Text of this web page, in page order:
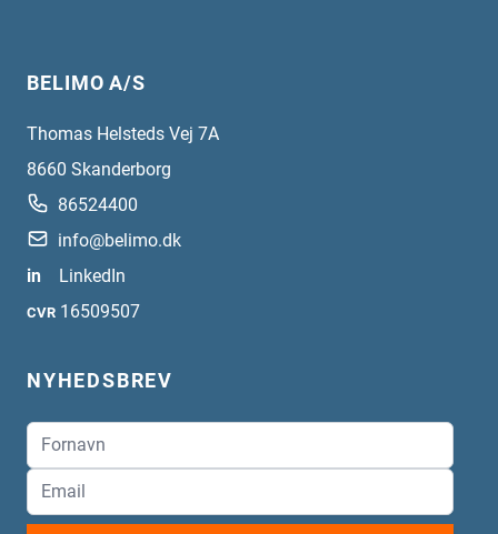
BELIMO A/S
Thomas Helsteds Vej 7A
8660 Skanderborg
86524400
info@belimo.dk
in
LinkedIn
CVR 16509507
NYHEDSBREV